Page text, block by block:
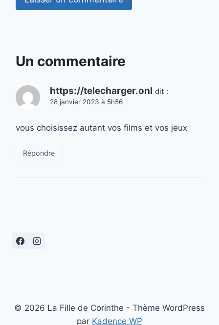
Un commentaire
https://telecharger.onl dit :
28 janvier 2023 à 5h56
vous choisissez autant vos films et vos jeux
Répondre
© 2026 La Fille de Corinthe - Thème WordPress
par Kadence WP